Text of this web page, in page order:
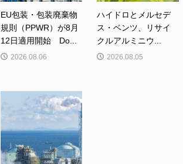
EU包装・包装廃棄物
規則（PPWR）が8月
12日適用開始 Do...
2026.08.06
ハイドロとメルセデ
ス・ベンツ、リサイ
クルアルミニウ...
2026.08.05